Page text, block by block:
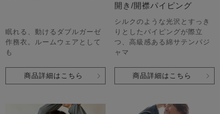
眠れる、動けるダブルガーゼ
作務衣。ルームウェアとして
も
商品詳細はこちら
開き/開襟パイピング
シルクのような光沢とすっき
りとしたパイピングが際立
つ、高級感ある綿サテンパジ
ャマ
商品詳細はこちら